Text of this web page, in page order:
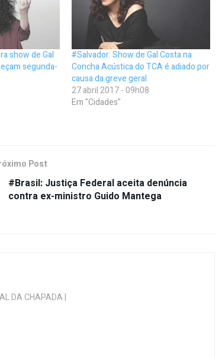
show de Gal
segunda-
#Salvador: Show de Gal Costa na
Concha Acústica do TCA é adiado por
causa da greve geral
27 abril 2017 - 09h08
Em "Cidades"
Post
#Brasil: Justiça Federal aceita denúncia
contra ex-ministro Guido Mantega
DA CHAPADA |